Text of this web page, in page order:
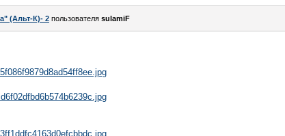
(Альт-К)- 2 пользователя sulamiF